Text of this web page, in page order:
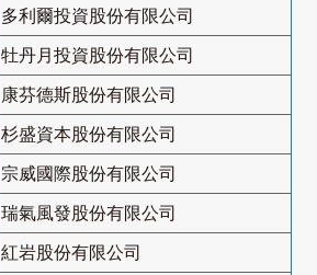
多利爾投資股份有限公司
牡丹月投資股份有限公司
康芬德斯股份有限公司
杉盛資本股份有限公司
宗威國際股份有限公司
瑞氣風發股份有限公司
紅岩股份有限公司